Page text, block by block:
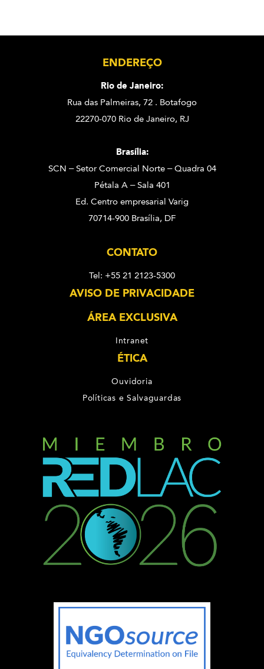
ENDEREÇO
Rio de Janeiro:
Rua das Palmeiras, 72 . Botafogo
22270-070 Rio de Janeiro, RJ
Brasília:
SCN – Setor Comercial Norte – Quadra 04
Pétala A – Sala 401
Ed. Centro empresarial Varig
70714-900 Brasília, DF
CONTATO
Tel: +55 21 2123-5300
AVISO DE PRIVACIDADE
ÁREA EXCLUSIVA
Intranet
ÉTICA
Ouvidoria
Políticas e Salvaguardas